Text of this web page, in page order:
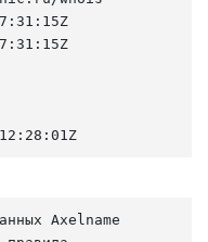
Axelname